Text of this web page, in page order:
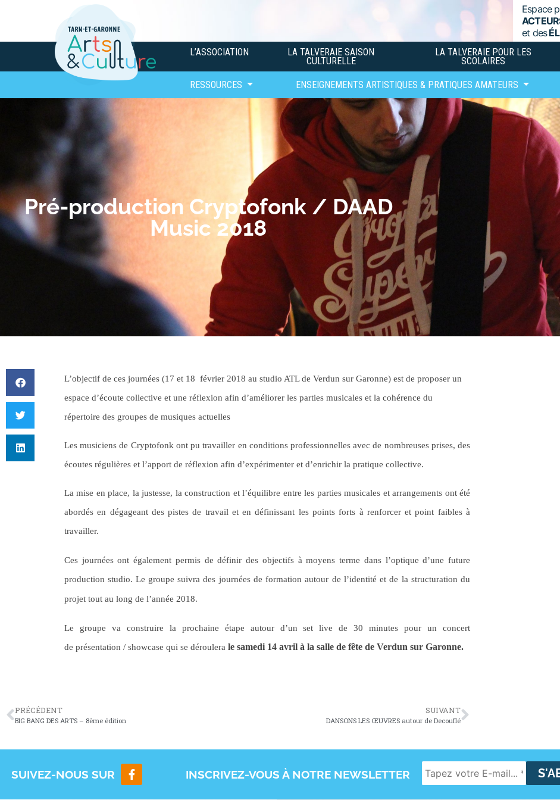
Espace
et des
L’ASSOCIATION LA TALVERAIE SAISON
CULTURELLE
LA TALVERAIE POUR LES
SCOLAIRES
RESSOURCES ENSEIGNEMENTS ARTISTIQUES & PRATIQUES AMATEURS
Pré-production Cryptofonk / DAAD
Music 2018
L’objectif de ces journées (17 et 18 février 2018 au studio ATL de Verdun sur Garonne) est de proposer un
espace d’écoute collective et une réflexion afin d’améliorer les parties musicales et la cohérence du
répertoire des groupes de musiques actuelles
Les musiciens de Cryptofonk ont pu travailler en conditions professionnelles avec de nombreuses prises, des
écoutes régulières et l’apport de réflexion afin d’expérimenter et d’enrichir la pratique collective.
La mise en place, la justesse, la construction et l’équilibre entre les parties musicales et arrangements ont été
abordés en dégageant des pistes de travail et en définissant les points forts à renforcer et point faibles à
travailler.
Ces journées ont également permis de définir des objectifs à moyens terme dans l’optique d’une future
production studio. Le groupe suivra des journées de formation autour de l’identité et de la structuration du
projet tout au long de l’année 2018.
Le groupe va construire la prochaine étape autour d’un set live de 30 minutes pour un concert
de présentation / showcase qui se déroulera le samedi 14 avril à la salle de fête de Verdun sur Garonne.
PRÉCÉDENT
BIG BANG DES ARTS – 8ème édition
SUIVANT
DANSONS LES ŒUVRES autour de Decouflé
SUIVEZ-NOUS SUR INSCRIVEZ-VOUS À NOTRE NEWSLETTER